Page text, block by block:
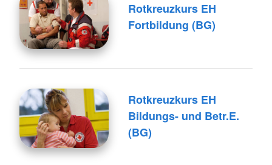
Rotkreuzkurs EH
Fortbildung (BG)
Rotkreuzkurs EH
Bildungs- und Betr.E.
(BG)